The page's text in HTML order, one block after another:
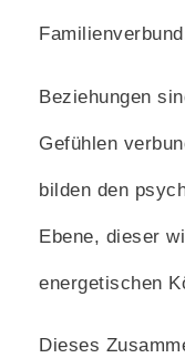
Beziehungen
Gefühlen
bilden den
Ebene, dieser
energetischen
Dieses